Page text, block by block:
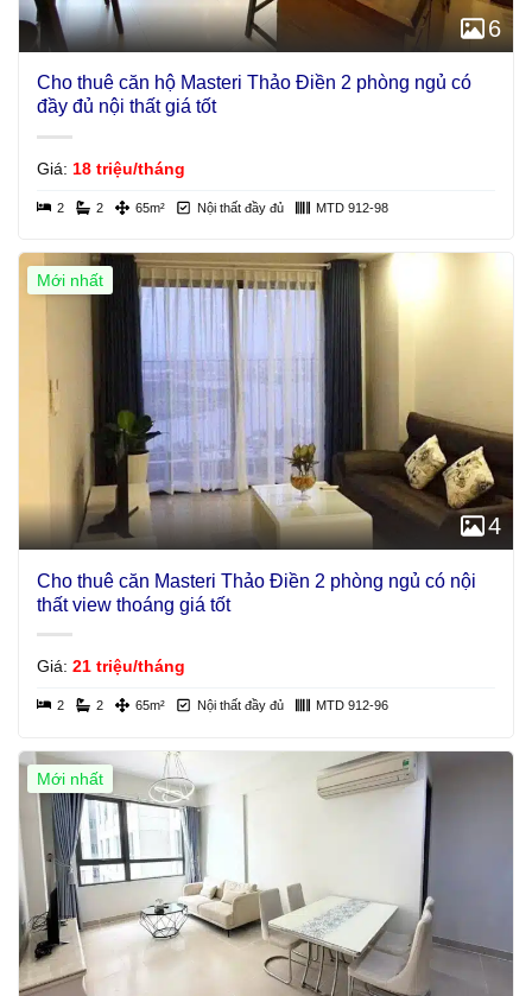
6
Cho thuê căn hộ Masteri Thảo Điền 2 phòng ngủ có
đầy đủ nội thất giá tốt
Giá: 18 triệu/tháng
2 2 65m² Nội thất đầy đủ MTD 912-98
Mới nhất Giá Tốt
4
Cho thuê căn Masteri Thảo Điền 2 phòng ngủ có nội
thất view thoáng giá tốt
Giá: 21 triệu/tháng
2 2 65m² Nội thất đầy đủ MTD 912-96
Mới nhất Giá Tốt